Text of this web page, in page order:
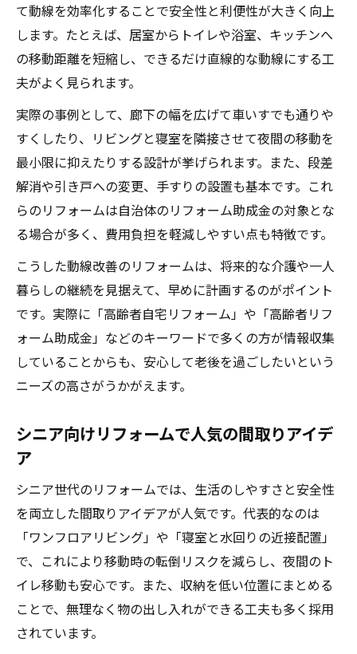
て動線を効率化することで安全性と利便性が大きく向上
します。たとえば、居室からトイレや浴室、キッチンへ
の移動距離を短縮し、できるだけ直線的な動線にする工
夫がよく見られます。
実際の事例として、廊下の幅を広げて車いすでも通りや
すくしたり、リビングと寝室を隣接させて夜間の移動を
最小限に抑えたりする設計が挙げられます。また、段差
解消や引き戸への変更、手すりの設置も基本です。これ
らのリフォームは自治体のリフォーム助成金の対象とな
る場合が多く、費用負担を軽減しやすい点も特徴です。
こうした動線改善のリフォームは、将来的な介護や一人
暮らしの継続を見据えて、早めに計画するのがポイント
です。実際に「高齢者自宅リフォーム」や「高齢者リフ
ォーム助成金」などのキーワードで多くの方が情報収集
していることからも、安心して老後を過ごしたいという
ニーズの高さがうかがえます。
シニア向けリフォームで人気の間取りアイデ
ア
シニア世代のリフォームでは、生活のしやすさと安全性
を両立した間取りアイデアが人気です。代表的なのは
「ワンフロアリビング」や「寝室と水回りの近接配置」
で、これにより移動時の転倒リスクを減らし、夜間のト
イレ移動も安心です。また、収納を低い位置にまとめる
ことで、無理なく物の出し入れができる工夫も多く採用
されています。